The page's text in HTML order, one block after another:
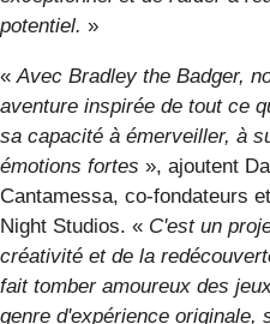
potentiel. »
« Avec Bradley the Badger,
aventure inspirée de tout ce
sa capacité à émerveiller, à
émotions fortes », ajoutent
Cantamessa, co-fondateurs
Night Studios. « C'est un
créativité et de la
fait tomber amoureux des
genre d'expérience originale,